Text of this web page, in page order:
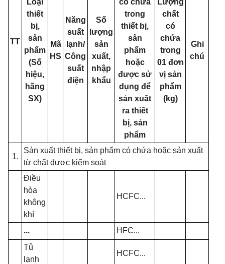
TT
Loại
thiết
bị,
sản
phẩm
(Số
hiệu,
hãng
SX)
Mã
HS
Năng
suất
lạnh/
Công
suất
điện
Số
lượng
sản
xuất,
nhập
khẩu
có chứa
trong
thiết bị,
sản
phẩm
hoặc
được sử
dụng để
sản xuất
ra thiết
bị, sản
phẩm
Lượng
chất
có
chứa
trong
01 đơn
vị sản
phẩm
(kg)
Ghi
chú
1.
Sản xuất thiết bị, sản phẩm có chứa hoặc sản xuất
từ chất được kiểm soát
Điều
hòa
không
khí
HCFC...
...
HFC...
Tủ
lạnh
HCFC...